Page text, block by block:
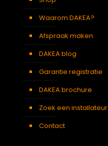
Waarom DAKEA?
Afspraak maken
DAKEA blog
Garantie registratie
DAKEA brochure
Zoek een installateur
Contact